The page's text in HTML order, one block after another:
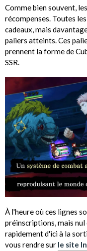
Comme bien souvent,
récompenses. Toutes
cadeaux, mais
paliers atteints. Ces
prennent la forme de
SSR.
À l'heure où ces lignes
préinscriptions, mais
rapidement d'ici à la
vous rendre sur le site